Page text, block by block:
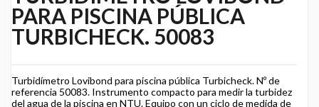
PARA PISCINA PÚBLICA
TURBICHECK. 50083
Turbidímetro Lovibond para piscina pública Turbicheck. Nº de
referencia 50083. Instrumento compacto para medir la turbidez
del agua de la piscina en NTU. Equipo con un ciclo de medida de